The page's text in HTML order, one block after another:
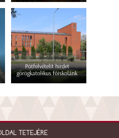
Pótfelvételit hirdet
görögkatolikus főiskolánk
TETEJÉRE